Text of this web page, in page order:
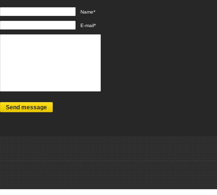
Name*
E-mail*
Send message